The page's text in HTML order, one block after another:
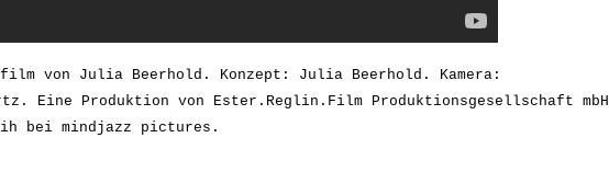
von Julia Beerhold. Konzept: Julia Beerhold . Kamera:
Eine Produktion von Ester.Reglin.Film Produktionsgesellschaft mbH
bei mindjazz pictures.